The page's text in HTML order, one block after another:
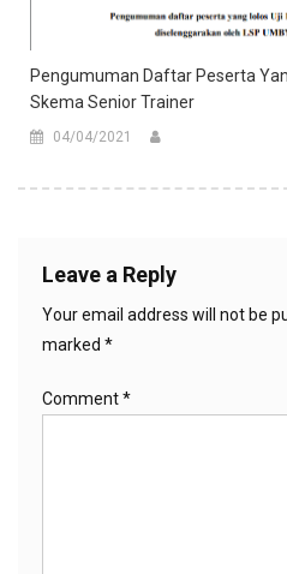
Pengumuman Daftar Peserta
Skema Senior Trainer
04/04/2021
Leave a Reply
Your email address will not be
marked *
Comment*